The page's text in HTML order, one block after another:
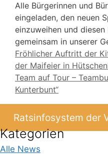
Alle Bürgerinnen und
eingeladen, den neuen
einzuweihen und
gemeinsam in unserer
Fröhlicher Auftritt der
der Maifeier in
Team auf Tour –
Kunterbunt“
Ratsinfosystem der
Kategorien
Alle News